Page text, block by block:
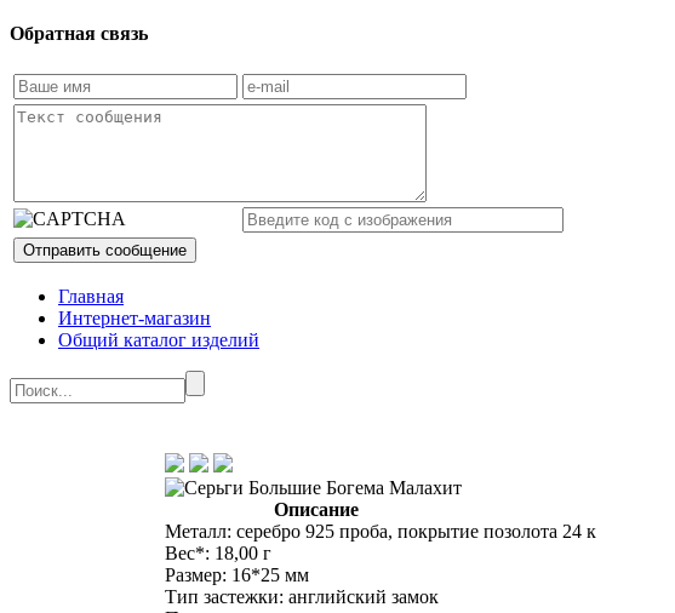
Обратная связь
Главная
Интернет-магазин
Общий каталог изделий
Описание
Металл: серебро 925 проба, покрытие позолота 24 к
Вес*: 18,00 г
Размер: 16*25 мм
Тип застежки: английский замок